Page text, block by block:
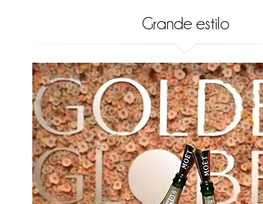
Grande estilo